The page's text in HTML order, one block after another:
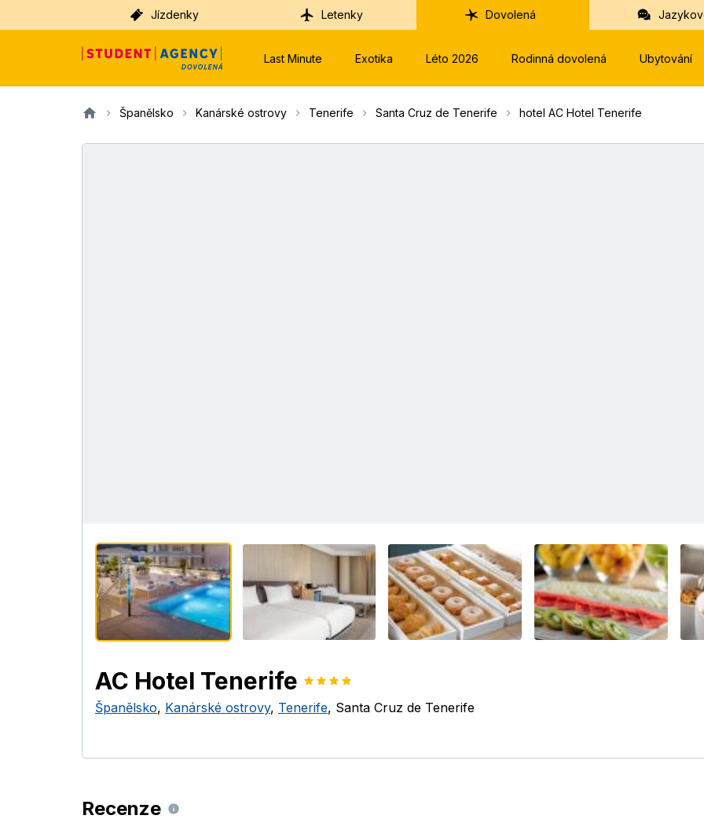
Jízdenky Letenky Dovolená
Last Minute Exotika Léto 2026 Rodinná dovolená Ubytování
Španělsko Kanárské ostrovy Tenerife Santa Cruz de Tenerife hotel AC Hotel Tenerife
AC Hotel Tenerife
Španělsko, Kanárské ostrovy, Tenerife, Santa Cruz de Tenerife
Recenze